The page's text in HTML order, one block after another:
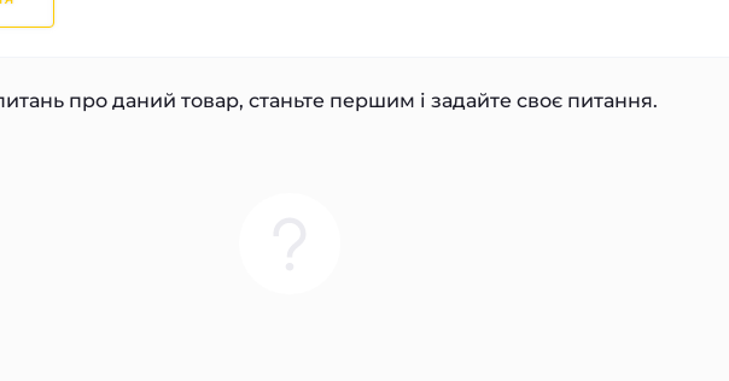
про даний товар, станьте першим і задайте своє питання.